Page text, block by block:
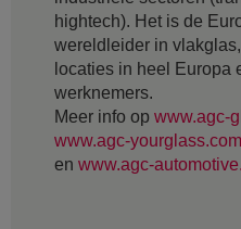
hightech). Het is de
wereldleider in
locaties in heel Europa
werknemers.
Meer info op www.agc-
www.agc-yourglass.com
en www.agc-